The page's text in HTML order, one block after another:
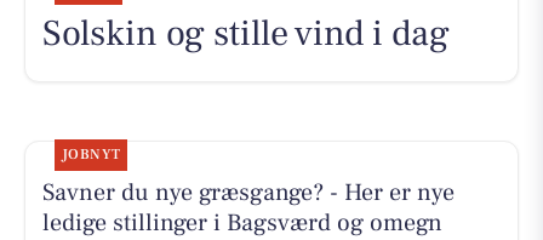
Solskin og stille vind i dag
JOBNYT
Savner du nye græsgange? - Her er nye
ledige stillinger i Bagsværd og omegn